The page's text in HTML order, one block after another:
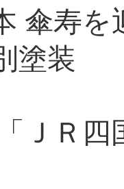
傘寿
塗装
ＪＲ